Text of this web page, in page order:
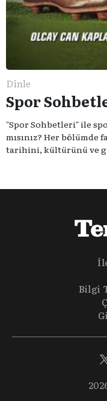
Dinle
Spor
"Spor Sohbetleri" ile
mısınız? Her
tarihini, kültürünü ve
olmadığına inananlardansanız "Spor
Bilgi